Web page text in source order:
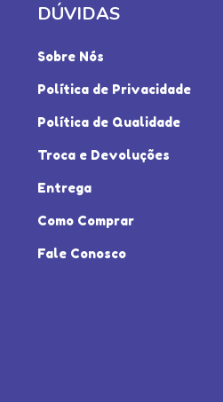
DÚVIDAS
Sobre Nós
Política de Privacidade
Política de Qualidade
Troca e Devoluções
Entrega
Como Comprar
Fale Conosco